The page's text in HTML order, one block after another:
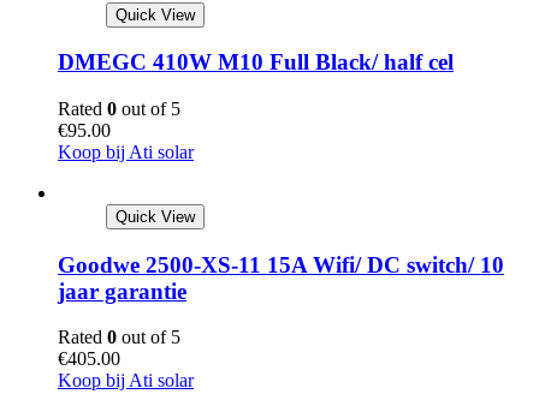
Quick View
DMEGC 410W M10 Full Black/ half cel
Rated 0 out of 5
€95.00
Koop bij Ati solar
Quick View
Goodwe 2500-XS-11 15A Wifi/ DC switch/ 10
jaar garantie
Rated 0 out of 5
€405.00
Koop bij Ati solar